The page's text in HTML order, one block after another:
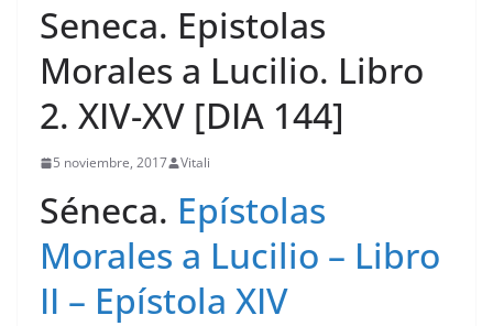
Seneca. Epistolas
Morales a Lucilio. Libro
2. XIV-XV [DIA 144]
5 noviembre, 2017 Vitali
Séneca. Epístolas
Morales a Lucilio – Libro
II – Epístola XIV